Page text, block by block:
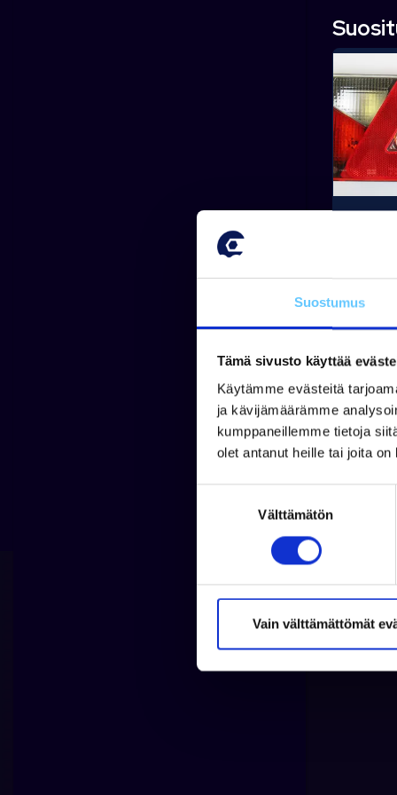
Suostumus
Tämä sivusto käyttää
Käytämme evästeitä
ja kävijämäärämme
kumppaneillemme tietoja
olet antanut heille tai joita
k
Välttämätön
Vain välttämättömät
nap.liitin,
Tuotetta
33,39